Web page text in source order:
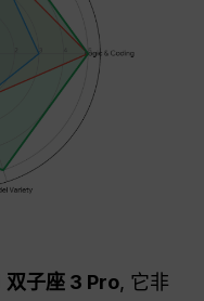
双子座 3 Pro, 它非